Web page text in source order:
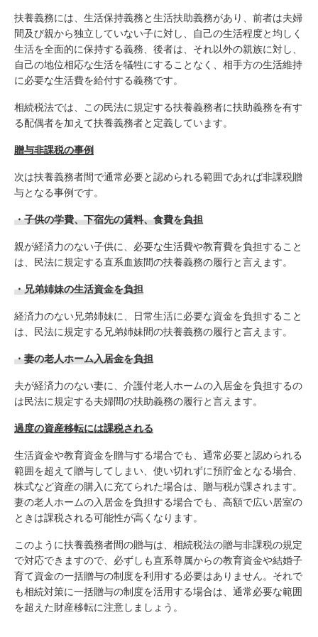
扶養義務には、生活保持義務と生活扶助義務があり、前者は夫婦
間及び親から独立していない子に対し、自己の生活程度と均しく
生活を全面的に保持する義務、後者は、それ以外の親族に対し、
自己の地位相応な生活を犠牲にすることなく、相手方の生活維持
に必要な生活費を給付する義務です。
相続税法では、この民法に規定する扶養義務者に扶助義務を有す
る配偶者を加えて扶養義務者と定義しています。
贈与非課税の事例
次は扶養義務者間で通常必要と認められる範囲であれば非課税贈
与となる事例です。
・子供の学費、下宿先の賃料、食費を負担
親が経済力のない子供に、必要な生活費や教育費を負担すること
は、民法に規定する直系血族間の扶養義務の履行と言えます。
・兄弟姉妹の生活資金を負担
経済力のない兄弟姉妹に、日常生活に必要な資金を負担すること
は、民法に規定する兄弟姉妹間の扶養義務の履行と言えます。
・妻の老人ホーム入居金を負担
夫が経済力のない妻に、介護付老人ホームの入居金を負担するの
は民法に規定する夫婦間の扶助義務の履行と言えます。
過度の資産移転には課税される
生活資金や教育資金を贈与する場合でも、通常必要と認められる
範囲を超えて贈与してしまい、使い切れずに預貯金となる場合、
株式など資産の購入に充てられた場合は、贈与税が課されます。
妻の老人ホームの入居金を負担する場合でも、高額で広い居室の
ときは課税される可能性が高くなります。
このように扶養義務者間の贈与は、相続税法の贈与非課税の規定
で対応できますので、必ずしも直系尊属からの教育資金や結婚子
育て資金の一括贈与の制度を利用する必要はありません。それで
も相続対策に一括贈与の制度を活用する場合は、通常必要な範囲
を超えた財産移転に注意しましょう。